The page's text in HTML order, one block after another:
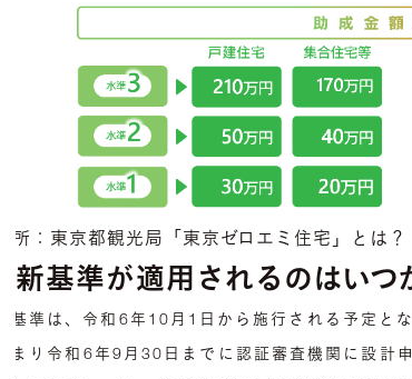
出所：東京都観光局「東京ゼロエミ住宅」とは？
新基準が適用されるのはいつ
新基準は、令和6年10月1日から施行される予定とな
つまり令和6年9月30日までに認証審査機関に設計